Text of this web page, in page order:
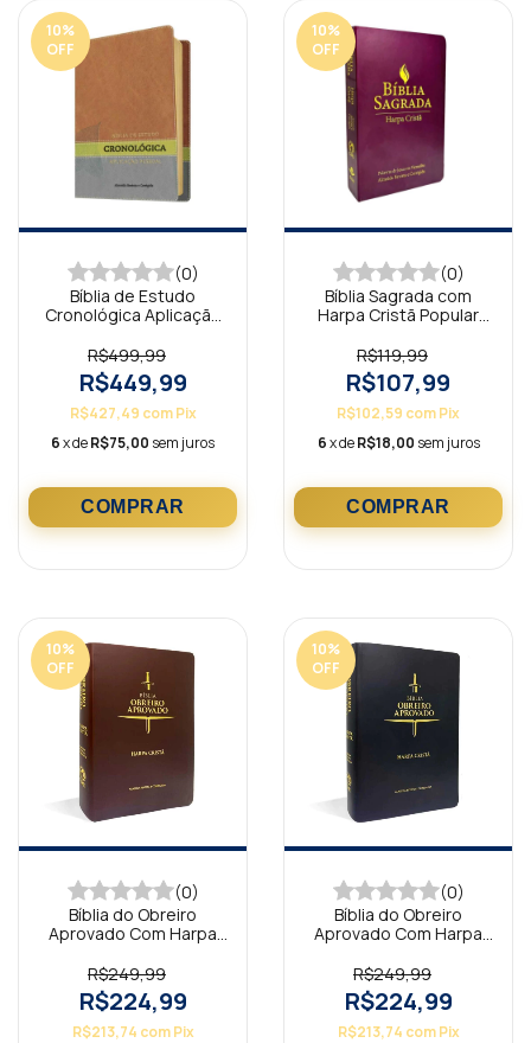
10%
OFF
(0)
Bíblia de Estudo
Cronológica Aplicação
R$499,99
R$449,99
R$427,49 com Pix
6x deR$75,00 sem juros
10%
OFF
(0)
Bíblia Sagrada com
Harpa Cristã Popular
R$119,99
R$107,99
R$102,59 comPix
6x deR$18,00 sem juros
10%
OFF
(0)
Bíblia do Obreiro
Aprovado Com Harpa
R$249,99
R$224,99
R$213,74 com Pix
10%
OFF
(0)
Bíblia do Obreiro
Aprovado Com Harpa
R$249,99
R$224,99
R$213,74 com Pix